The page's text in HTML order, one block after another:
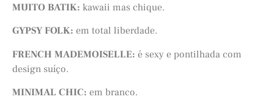
MUITO BATIK: kawaii mas chique.
GYPSY FOLK: em total liberdade.
FRENCH MADEMOISELLE: é sexy e pontilhada com
design suíço.
MINIMAL CHIC: em branco.